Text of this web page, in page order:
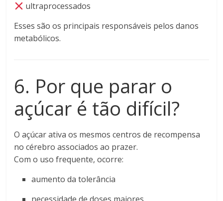
ultraprocessados
Esses são os principais responsáveis pelos danos
metabólicos.
6. Por que parar o
açúcar é tão difícil?
O açúcar ativa os mesmos centros de recompensa
no cérebro associados ao prazer.
Com o uso frequente, ocorre:
aumento da tolerância